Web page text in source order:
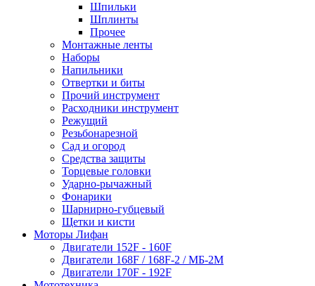
Шпильки
Шплинты
Прочее
Монтажные ленты
Наборы
Напильники
Отвертки и биты
Прочий инструмент
Расходники инструмент
Режущий
Резьбонарезной
Сад и огород
Средства защиты
Торцевые головки
Ударно-рычажный
Фонарики
Шарнирно-губцевый
Щетки и кисти
Моторы Лифан
Двигатели 152F - 160F
Двигатели 168F / 168F-2 / МБ-2М
Двигатели 170F - 192F